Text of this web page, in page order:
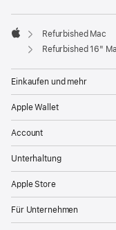
Apple
Refurbished Mac
Refurbished 16" MacBook
Einkaufen und mehr
Apple Wallet
Account
Unterhaltung
Apple Store
Für Unternehmen